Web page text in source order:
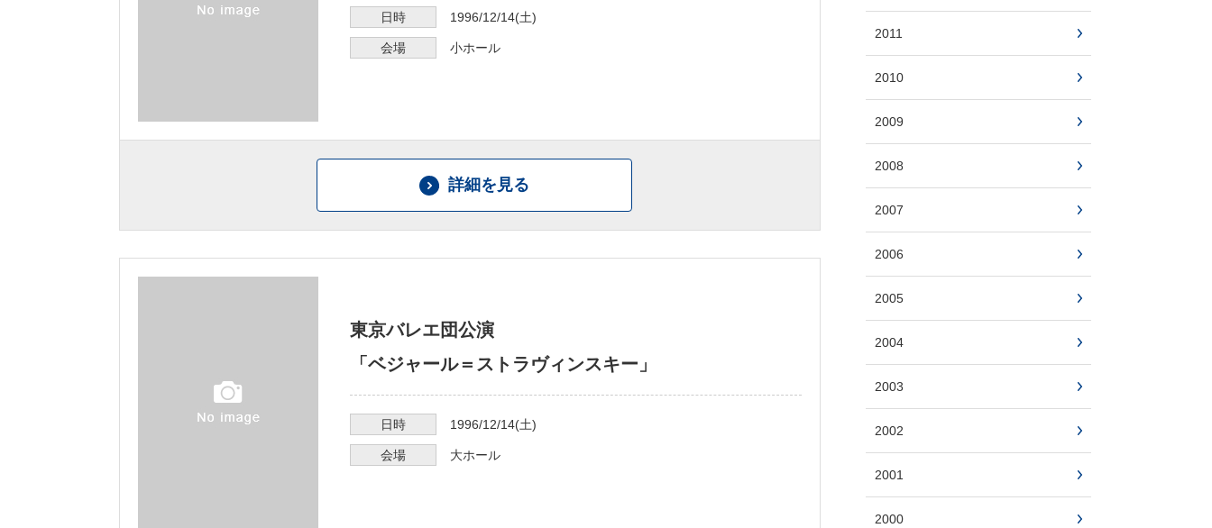
日時 1996/12/14(土)
会場 小ホール
詳細を見る
東京バレエ団公演
「ベジャール＝ストラヴィンスキー」
日時 1996/12/14(土)
会場 大ホール
2011
2010
2009
2008
2007
2006
2005
2004
2003
2002
2001
2000